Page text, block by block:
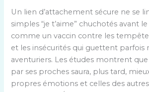
Un lien d’attachement sécure ne se
simples “je t’aime” chuchotés avant
comme un vaccin contre les
et les insécurités qui guettent parfois
aventuriers. Les études montrent que
par ses proches saura, plus tard,
propres émotions et celles des